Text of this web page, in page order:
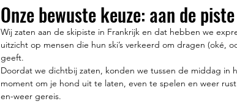
Onze bewuste keuze: aan de
Wij zaten aan de skipiste in Frankrijk en dat hebben we
uitzicht op mensen die hun ski’s verkeerd om dragen (oké,
geeft.
Doordat we dichtbij zaten, konden we tussen de middag
moment om je hond uit te laten, even te spelen en weer
en-weer gereis.